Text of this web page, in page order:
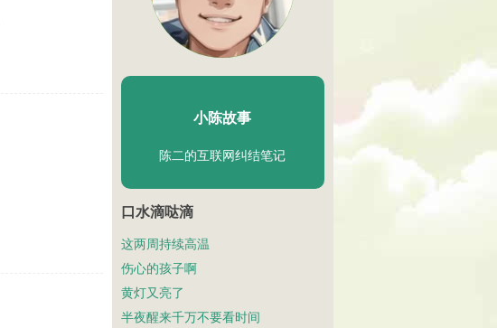
陈二Chenèr
小陈故事
陈二的互联网纠结笔记
口水滴哒滴
这两周持续高温
伤心的孩子啊
黄灯又亮了
半夜醒来千万不要看时间